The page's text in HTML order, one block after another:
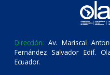
Dirección: Av. Mariscal
Fernández Salvador Edif.
Ecuador.